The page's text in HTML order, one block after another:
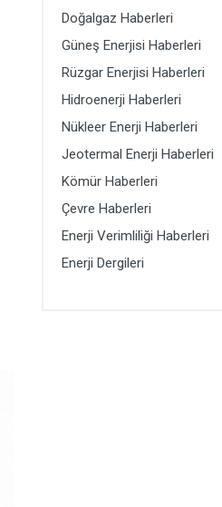
Doğalgaz Haberleri
Güneş Enerjisi Haberleri
Rüzgar Enerjisi Haberleri
Hidroenerji Haberleri
Nükleer Enerji Haberleri
Jeotermal Enerji Haberleri
Kömür Haberleri
Çevre Haberleri
Enerji Verimliliği Haberleri
Enerji Dergileri